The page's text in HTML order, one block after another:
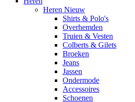
Heren Nieuw
Shirts & Polo's
Overhemden
Truien & Vesten
Colberts & Gilets
Broeken
Jeans
Jassen
Ondermode
Accessoires
Schoenen